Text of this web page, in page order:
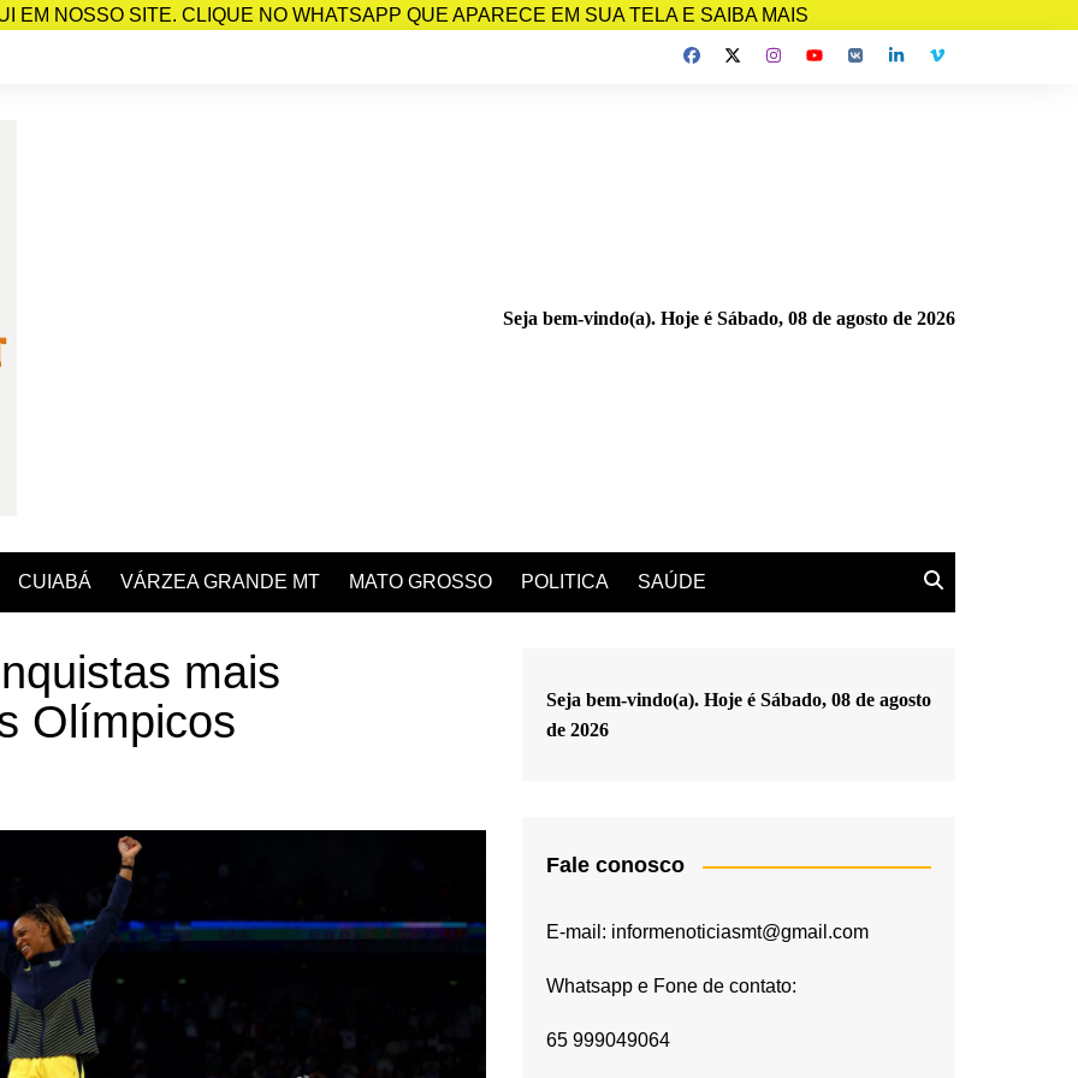
EM NOSSO SITE. CLIQUE NO WHATSAPP QUE APARECE EM SUA TELA E SAIBA MAIS
Seja bem-vindo(a). Hoje é Sábado, 08 de agosto de 2026
CUIABÁ VÁRZEA GRANDE MT MATO GROSSO POLITICA SAÚDE
mais
Olímpicos
Seja bem-vindo(a). Hoje é Sábado, 08 de agosto
de 2026
Fale conosco
E-mail: informenoticiasmt@gmail.com
Whatsapp e Fone de contato:
65 999049064